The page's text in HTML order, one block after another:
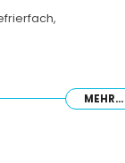
MEHR...